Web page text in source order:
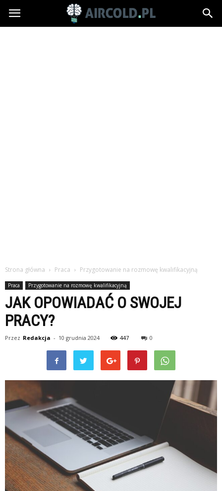
Aircold.pl
Strona główna Praca Przygotowanie na rozmowę kwalifikacyjną
Praca Przygotowanie na rozmowę kwalifikacyjną
JAK OPOWIADAĆ O SWOJEJ
PRACY?
Przez Redakcja - 10 grudnia 2024 447 0